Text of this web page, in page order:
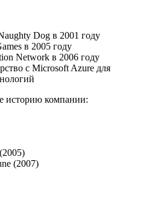
Dog в 2001 году
в 2005 году
Network в 2006 году
с Microsoft Azure для
историю компании:
(2007)